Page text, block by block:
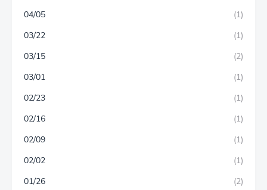
04/05
(1)
03/22
(1)
03/15
(2)
03/01
(1)
02/23
(1)
02/16
(1)
02/09
(1)
02/02
(1)
01/26
(2)